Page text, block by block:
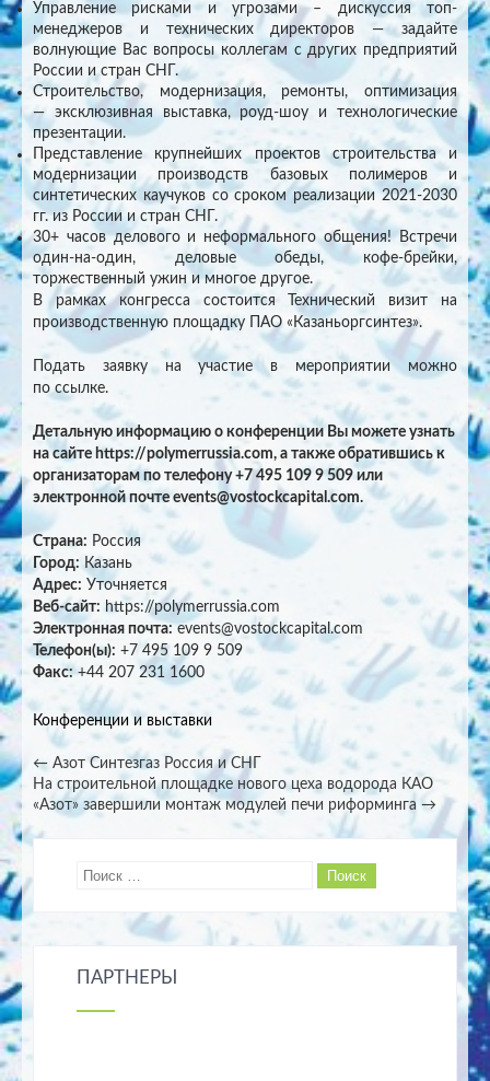
Управление рисками и угрозами – дискуссия топ-
менеджеров и технических директоров — задайте
волнующие Вас вопросы коллегам с других предприятий
России и стран СНГ.
Строительство, модернизация, ремонты, оптимизация
— эксклюзивная выставка, роуд-шоу и технологические
презентации.
Представление крупнейших проектов строительства и
модернизации производств базовых полимеров и
синтетических каучуков со сроком реализации 2021-2030
гг. из России и стран СНГ.
30+ часов делового и неформального общения! Встречи
один-на-один, деловые обеды, кофе-брейки,
торжественный ужин и многое другое.
В рамках конгресса состоится Технический визит на
производственную площадку ПАО «Казаньоргсинтез».
Подать заявку на участие в мероприятии можно
по ссылке.
Детальную информацию о конференции Вы можете узнать
на сайте https://polymerrussia.com, а также обратившись к
организаторам по телефону +7 495 109 9 509 или
электронной почте events@vostockcapital.com.
Страна: Россия
Город: Казань
Адрес: Уточняется
Веб-сайт: https://polymerrussia.com
Электронная почта: events@vostockcapital.com
Телефон(ы): +7 495 109 9 509
Факс:+44 207 231 1600
Конференции и выставки
Post
navigation
← Азот Синтезгаз Россия и СНГ
На строительной площадке нового цеха водорода КАО
«Азот» завершили монтаж модулей печи риформинга →
ПАРТНЕРЫ